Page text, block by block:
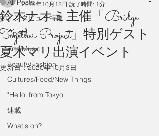
All Posts
インタビュー特集
Opera
Arts/Music
Beauty/Fashion
Cultures/Food/New Things
"Hello' from Tokyo
連載
What's on?
鈴木ナオミ主催「Bridge
Together Project」特別ゲスト
夏木マリ出演イベント
2019年10月12日 読了時間: 1分
更新日：2020年10月3日